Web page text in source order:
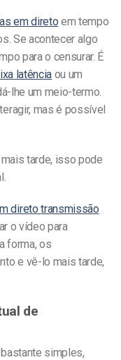
em direto em tempo
Se acontecer algo
para o censurar. É
latência ou um
lhe um meio-termo.
mas é possível
tarde, isso pode
diretotransmissão
o vídeo para
forma, os
e vê-lo mais tarde,
de
simples,